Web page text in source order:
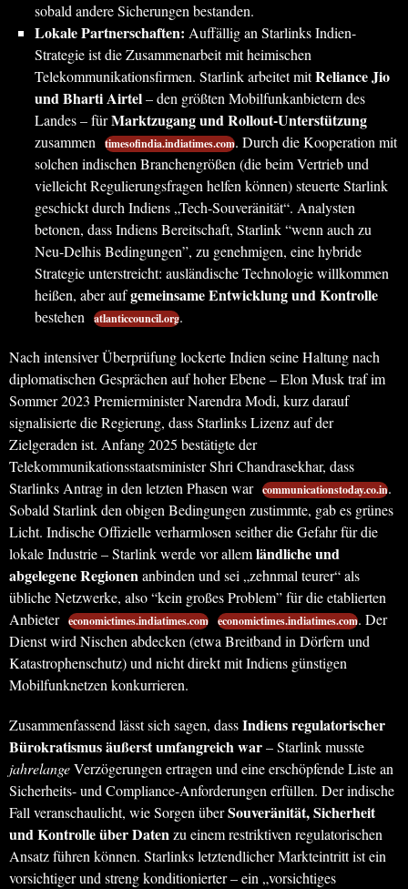
sobald andere Sicherungen bestanden.
Lokale Partnerschaften: Auffällig an Starlinks Indien-
Strategie ist die Zusammenarbeit mit heimischen
Telekommunikationsfirmen. Starlink arbeitet mitReliance Jio
und Bharti Airtel– den größten Mobilfunkanbietern des
Landes – fürMarktzugang und Rollout-Unterstützung
zusammen timesofindia.indiatimes.com. Durch die Kooperation mit
solchen indischen Branchengrößen (die beim Vertrieb und
vielleicht Regulierungsfragen helfen können) steuerte Starlink
geschickt durch Indiens „Tech-Souveränität“. Analysten
betonen, dass Indiens Bereitschaft, Starlink “wenn auch zu
Neu-Delhis Bedingungen”, zu genehmigen, eine hybride
Strategie unterstreicht: ausländische Technologie willkommen
heißen, aber aufgemeinsame Entwicklung und Kontrolle
bestehen atlanticcouncil.org.
Nach intensiver Überprüfung lockerte Indien seine Haltung nach
diplomatischen Gesprächen auf hoher Ebene – Elon Musk traf im
Sommer 2023 Premierminister Narendra Modi, kurz darauf
signalisierte die Regierung, dass Starlinks Lizenz auf der
Zielgeraden ist. Anfang 2025 bestätigte der
Telekommunikationsstaatsminister Shri Chandrasekhar, dass
Starlinks Antrag in den letzten Phasen war communicationstoday.co.in.
Sobald Starlink den obigen Bedingungen zustimmte, gab es grünes
Licht. Indische Offizielle verharmlosen seither die Gefahr für die
lokale Industrie – Starlink werde vor allemländliche und
abgelegene Regionenanbinden und sei „zehnmal teurer“ als
übliche Netzwerke, also “kein großes Problem” für die etablierten
Anbieter economictimes.indiatimes.com economictimes.indiatimes.com. Der
Dienst wird Nischen abdecken (etwa Breitband in Dörfern und
Katastrophenschutz) und nicht direkt mit Indiens günstigen
Mobilfunknetzen konkurrieren.
Zusammenfassend lässt sich sagen, dassIndiens regulatorischer
Bürokratismus äußerst umfangreich war– Starlink musste
jahrelangeVerzögerungen ertragen und eine erschöpfende Liste an
Sicherheits- und Compliance-Anforderungen erfüllen. Der indische
Fall veranschaulicht, wie Sorgen überSouveränität, Sicherheit
und Kontrolle über Datenzu einem restriktiven regulatorischen
Ansatz führen können. Starlinks letztendlicher Markteintritt ist ein
vorsichtiger und streng konditionierter – ein „vorsichtiges